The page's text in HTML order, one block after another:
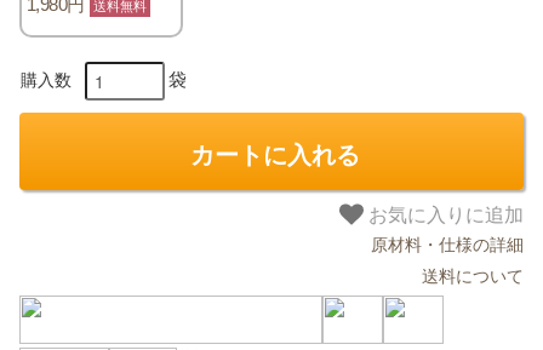
1,980円 送料無料
購入数 袋
カートに入れる
お気に入りに追加
原材料・仕様の詳細
送料について